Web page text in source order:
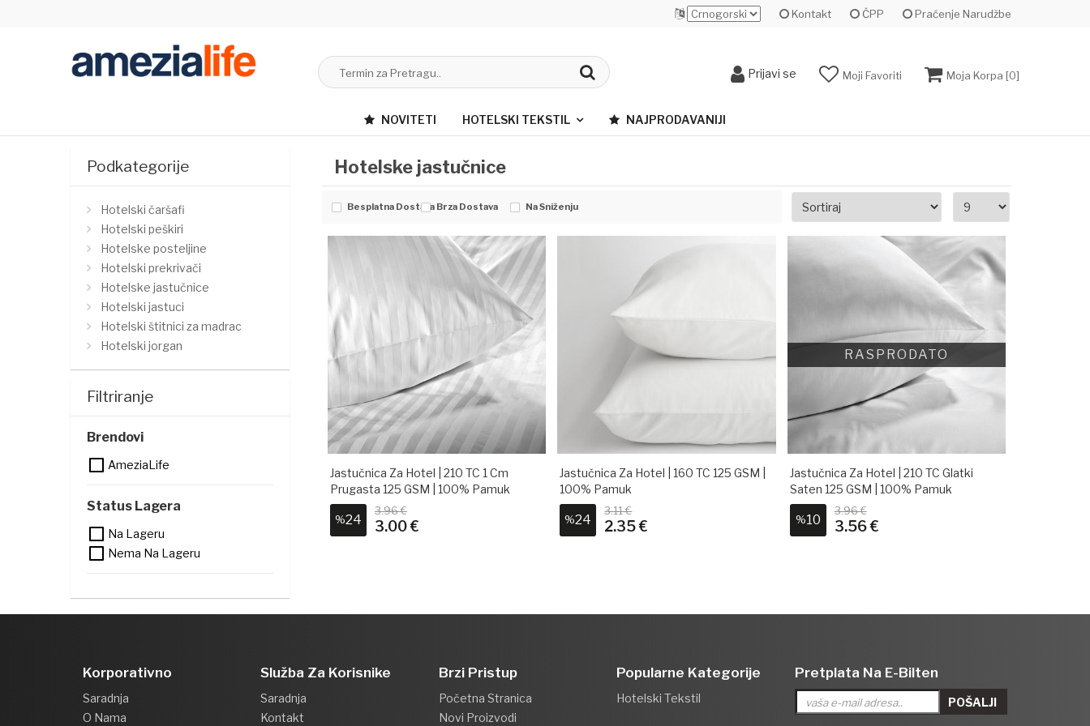
Kontakt ČPP Praćenje Narudžbe
Prijavi se Moji Favoriti Moja Korpa [0]
NOVITETI HOTELSKI TEKSTIL NAJPRODAVANIJI
Podkategorije
Hotelski čaršafi
Hotelski peškiri
Hotelske posteljine
Hotelski prekrivači
Hotelske jastučnice
Hotelski jastuci
Hotelski štitnici za madrac
Hotelski jorgan
Filtriranje
Brendovi
AmeziaLife
Status Lagera
Na Lageru
Nema Na Lageru
Hotelske jastučnice
Besplatna Dostava Brza Dostava Na Sniženju
Jastučnica Za Hotel | 210 TC 1 Cm
Prugasta 125 GSM | 100% Pamuk
%24
3.96 €
3.00 €
Jastučnica Za Hotel | 160 TC 125 GSM |
100% Pamuk
%24
3.11 €
2.35 €
RASPRODATO
Jastučnica Za Hotel | 210 TC Glatki
Saten 125 GSM | 100% Pamuk
%10
3.96 €
3.56 €
Korporativno
Saradnja
O Nama
Služba Za Korisnike
Saradnja
Kontakt
Brzi Pristup
Početna Stranica
Novi Proizvodi
Popularne Kategorije
Hotelski Tekstil
Pretplata Na E-Bilten